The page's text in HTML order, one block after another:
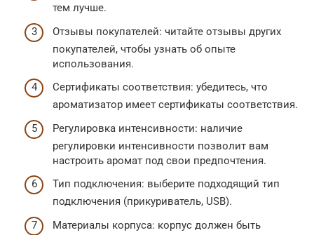
тем лучше.
Отзывы покупателей: читайте отзывы других
покупателей, чтобы узнать об опыте
использования.
Сертификаты соответствия: убедитесь, что
ароматизатор имеет сертификаты соответствия.
Регулировка интенсивности: наличие
регулировки интенсивности позволит вам
настроить аромат под свои предпочтения.
Тип подключения: выберите подходящий тип
подключения (прикуриватель, USB).
Материалы корпуса: корпус должен быть